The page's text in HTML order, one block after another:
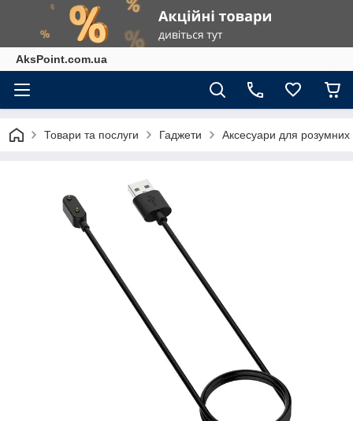
AksPoint.com.ua
Товари та послуги Гаджети Аксесуари для розумних